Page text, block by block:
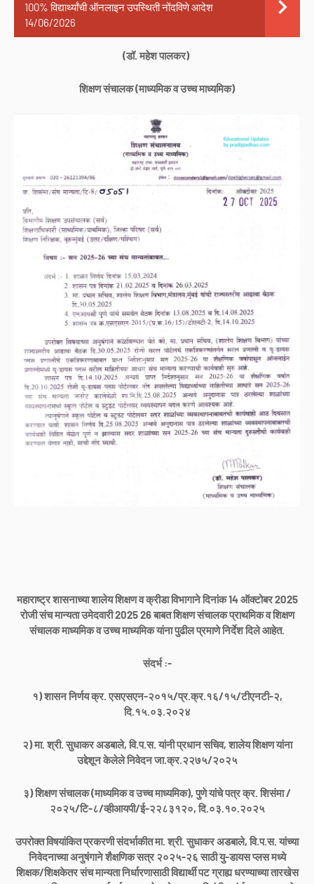
100% विद्यार्थ्यांची ऑनलाइन उपस्थिती नोंदविणे आदेश
14/06/2026
(डॉ. महेश पालकर)
शिक्षण संचालक (माध्यमिक व उच्च माध्यमिक)
महाराष्ट्र शासनाच्या शालेय शिक्षण व क्रीडा विभागाने दिनांक 14 ऑक्टोबर 2025
रोजी संच मान्यता उमेदवारी 2025 26 बाबत शिक्षण संचालक प्राथमिक व शिक्षण
संचालक माध्यमिक व उच्च माध्यमिक यांना पुढील प्रमाणे निर्देश दिले आहेत.
संदर्भ :-
१) शासन निर्णय क्र. एसएसएन-२०१५/प्र.क्र.१६/१५/टीएनटी-२,
दि.१५.०३.२०२४
२) मा. श्री. सुधाकर अडबाले, वि.प.स. यांनी प्रधान सचिव, शालेय शिक्षण यांना
उद्देशून केलेले निवेदन जा.क्र.२२७५/२०२५
३) शिक्षण संचालक (माध्यमिक व उच्च माध्यमिक), पुणे यांचे पत्र क्र. शिसंमा /
२०२५/टि-८/व्हीआयपी/ई-२२८३१२०, दि.०३.१०.२०२५
उपरोक्त विषयांकित प्रकरणी संदर्भाकीत मा. श्री. सुधाकर अडबाले, वि.प.स. यांच्या
निवेदनाच्या अनुषंगाने शैक्षणिक सत्र २०२५-२६ साठी यु-डायस प्लस मध्ये
शिक्षक/शिक्षकेतर संच मान्यता निर्धारणासाठी विद्यार्थी पट ग्राह्य धरण्याच्या तारखेस
Terms And Conditions
Disclaimer
Copyright © 2026 Pradip Jadhao